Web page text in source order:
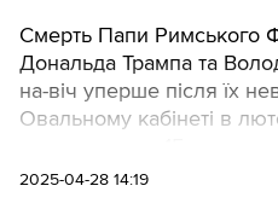
Смерть Папи Римського
Дональда Трампа та
на-віч уперше після їх
Овальному кабінеті в
продуктивною, а
2025-04-28 14:19